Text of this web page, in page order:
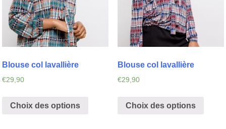
Blouse col lavallière
€29,90
Choix des options
Blouse col lavallière
€29,90
Choix des options